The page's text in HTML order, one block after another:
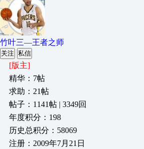
竹叶三—王者之师
关注 私信
[版主]
精华：7帖
求助：21帖
帖子：1141帖 | 3349回
年度积分：198
历史总积分：58069
注册：2009年7月21日